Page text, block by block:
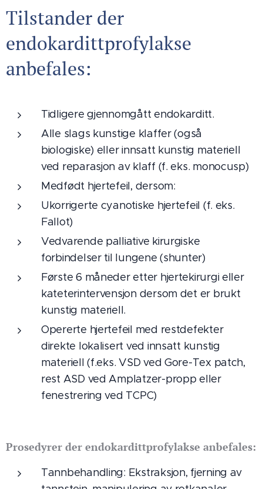
Tilstander der
endokardittprofylakse
anbefales:
Tidligere gjennomgått endokarditt.
Alle slags kunstige klaffer (også
biologiske) eller innsatt kunstig materiell
ved reparasjon av klaff (f. eks. monocusp)
Medfødt hjertefeil, dersom:
Ukorrigerte cyanotiske hjertefeil (f. eks.
Fallot)
Vedvarende palliative kirurgiske
forbindelser til lungene (shunter)
Første 6 måneder etter hjertekirurgi eller
kateterintervensjon dersom det er brukt
kunstig materiell.
Opererte hjertefeil med restdefekter
direkte lokalisert ved innsatt kunstig
materiell (f.eks. VSD ved Gore-Tex patch,
rest ASD ved Amplatzer-propp eller
fenestrering ved TCPC)
Prosedyrer der endokardittprofylakse anbefales:
Tannbehandling: Ekstraksjon, fjerning av